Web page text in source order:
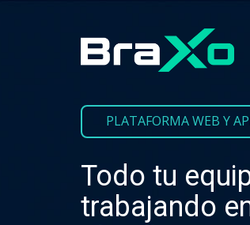
PLATAFORMA WEB Y
Todo tu
trabajando